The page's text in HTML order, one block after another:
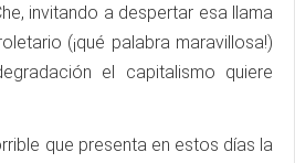
invitando a despertar esa llama
(¡qué palabra maravillosa!)
el capitalismo quiere
que presenta en estos días la